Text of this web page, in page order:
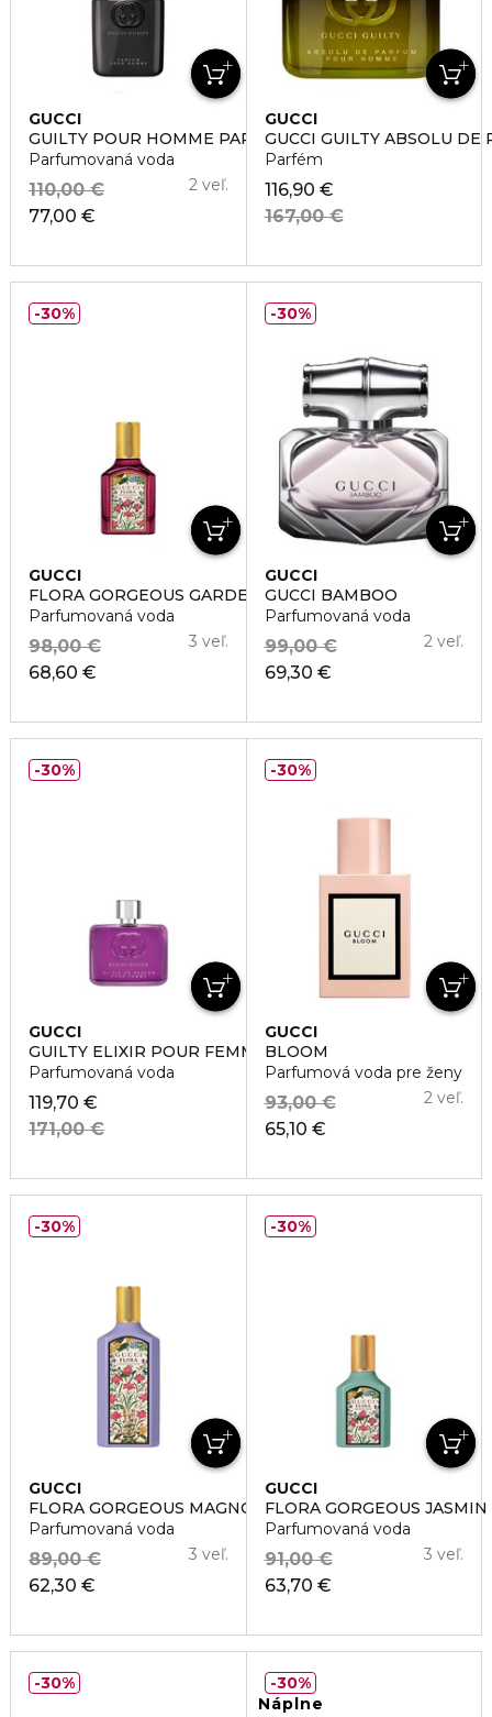
GUCCI
GUILTY POUR HOMME PARFUM
Parfumovaná voda
77,00 €
110,00 € 2 veľ.
GUCCI
GUCCI GUILTY ABSOLU DE
Parfém
116,90 €
167,00 €
GUCCI
FLORA GORGEOUS GARDENIA INTENSE
Parfumovaná voda
68,60 €
98,00 € 3 veľ.
30%
GUCCI
GUCCI BAMBOO
Parfumovaná voda
69,30 €
99,00 € 2 veľ.
30%
GUCCI
GUILTY ELIXIR POUR FEMME
Parfumovaná voda
119,70 €
171,00 €
30%
GUCCI
BLOOM
Parfumová voda pre ženy
65,10 €
93,00 € 2 veľ.
30%
GUCCI
FLORA GORGEOUS MAGNOLIA
Parfumovaná voda
62,30 €
89,00 € 3 veľ.
30%
GUCCI
FLORA GORGEOUS JASMIN
Parfumovaná voda
63,70 €
91,00 € 3 veľ.
30%
30%
Náplne
30%